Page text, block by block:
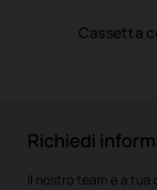
Cassetta
Richiedi
Il nostro team è a tua